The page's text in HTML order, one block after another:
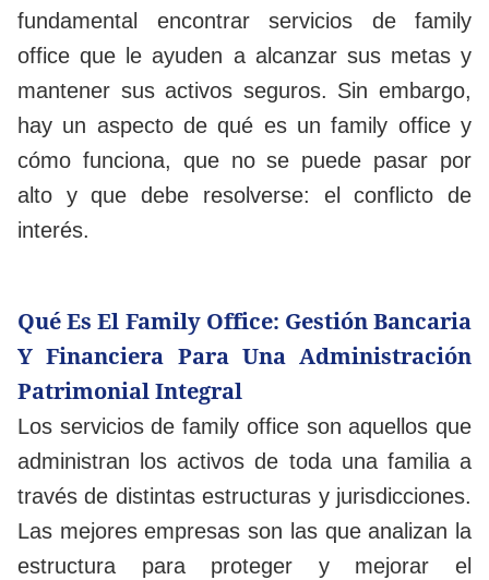
fundamental encontrar servicios de family
office que le ayuden a alcanzar sus metas y
mantener sus activos seguros. Sin embargo,
hay un aspecto de qué es un family office y
cómo funciona, que no se puede pasar por
alto y que debe resolverse: el conflicto de
interés.
Qué Es El Family Office: Gestión Bancaria
Y Financiera Para Una Administración
Patrimonial Integral
Los servicios de family office son aquellos que
administran los activos de toda una familia a
través de distintas estructuras y jurisdicciones.
Las mejores empresas son las que analizan la
estructura para proteger y mejorar el